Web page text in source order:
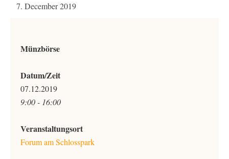
7. December 2019
Münzbörse
Datum/Zeit
07.12.2019
9:00 - 16:00
Veranstaltungsort
Forum am Schlosspark